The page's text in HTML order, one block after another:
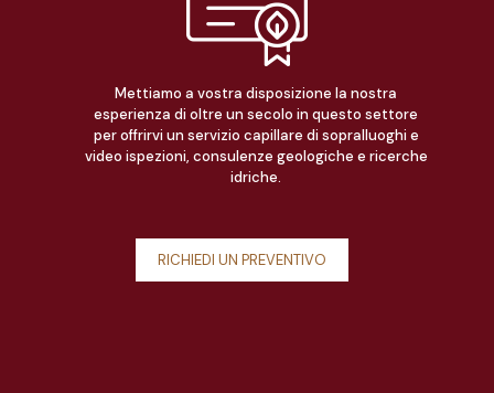
Mettiamo a vostra disposizione la nostra
esperienza di oltre un secolo in questo settore
per offrirvi un servizio capillare di sopralluoghi e
video ispezioni, consulenze geologiche e ricerche
idriche.
RICHIEDI UN PREVENTIVO